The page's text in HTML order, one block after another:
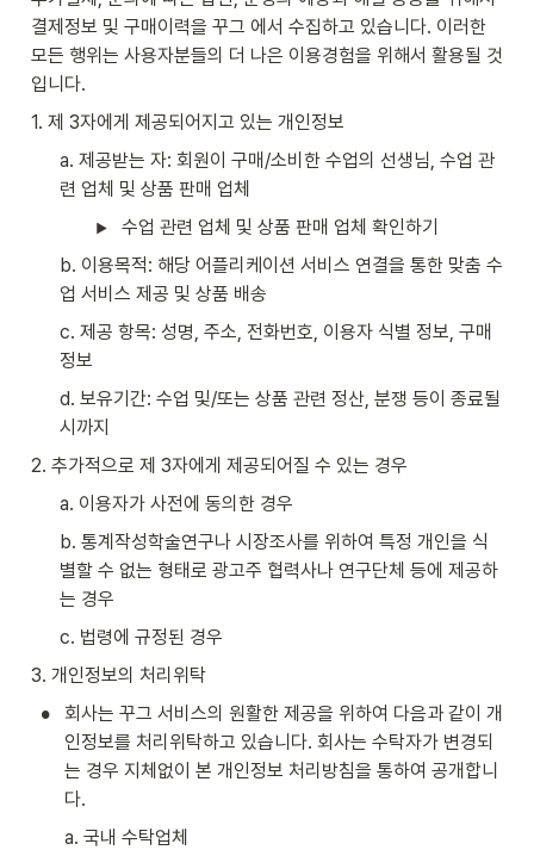
결제정보 및 구매이력을 꾸그 에서 수집하고 있습니다. 이러한
모든 행위는 사용자분들의 더 나은 이용경험을 위해서 활용될 것
입니다.
1. 제 3자에게 제공되어지고 있는 개인정보
a. 제공받는 자: 회원이 구매/소비한 수업의 선생님, 수업 관
련 업체 및 상품 판매 업체
수업 관련 업체 및 상품 판매 업체 확인하기
b. 이용목적: 해당 어플리케이션 서비스 연결을 통한 맞춤 수
업 서비스 제공 및 상품 배송
c. 제공 항목: 성명, 주소, 전화번호, 이용자 식별 정보, 구매
정보
d. 보유기간: 수업 및/또는 상품 관련 정산, 분쟁 등이 종료될
시까지
2. 추가적으로 제 3자에게 제공되어질 수 있는 경우
a. 이용자가 사전에 동의한 경우
b. 통계작성학술연구나 시장조사를 위하여 특정 개인을 식
별할 수 없는 형태로 광고주 협력사나 연구단체 등에 제공하
는 경우
c. 법령에 규정된 경우
3. 개인정보의 처리위탁
•
회사는 꾸그 서비스의 원활한 제공을 위하여 다음과 같이 개
인정보를 처리위탁하고 있습니다. 회사는 수탁자가 변경되
는 경우 지체없이 본 개인정보 처리방침을 통하여 공개합니
다.
a. 국내 수탁업체